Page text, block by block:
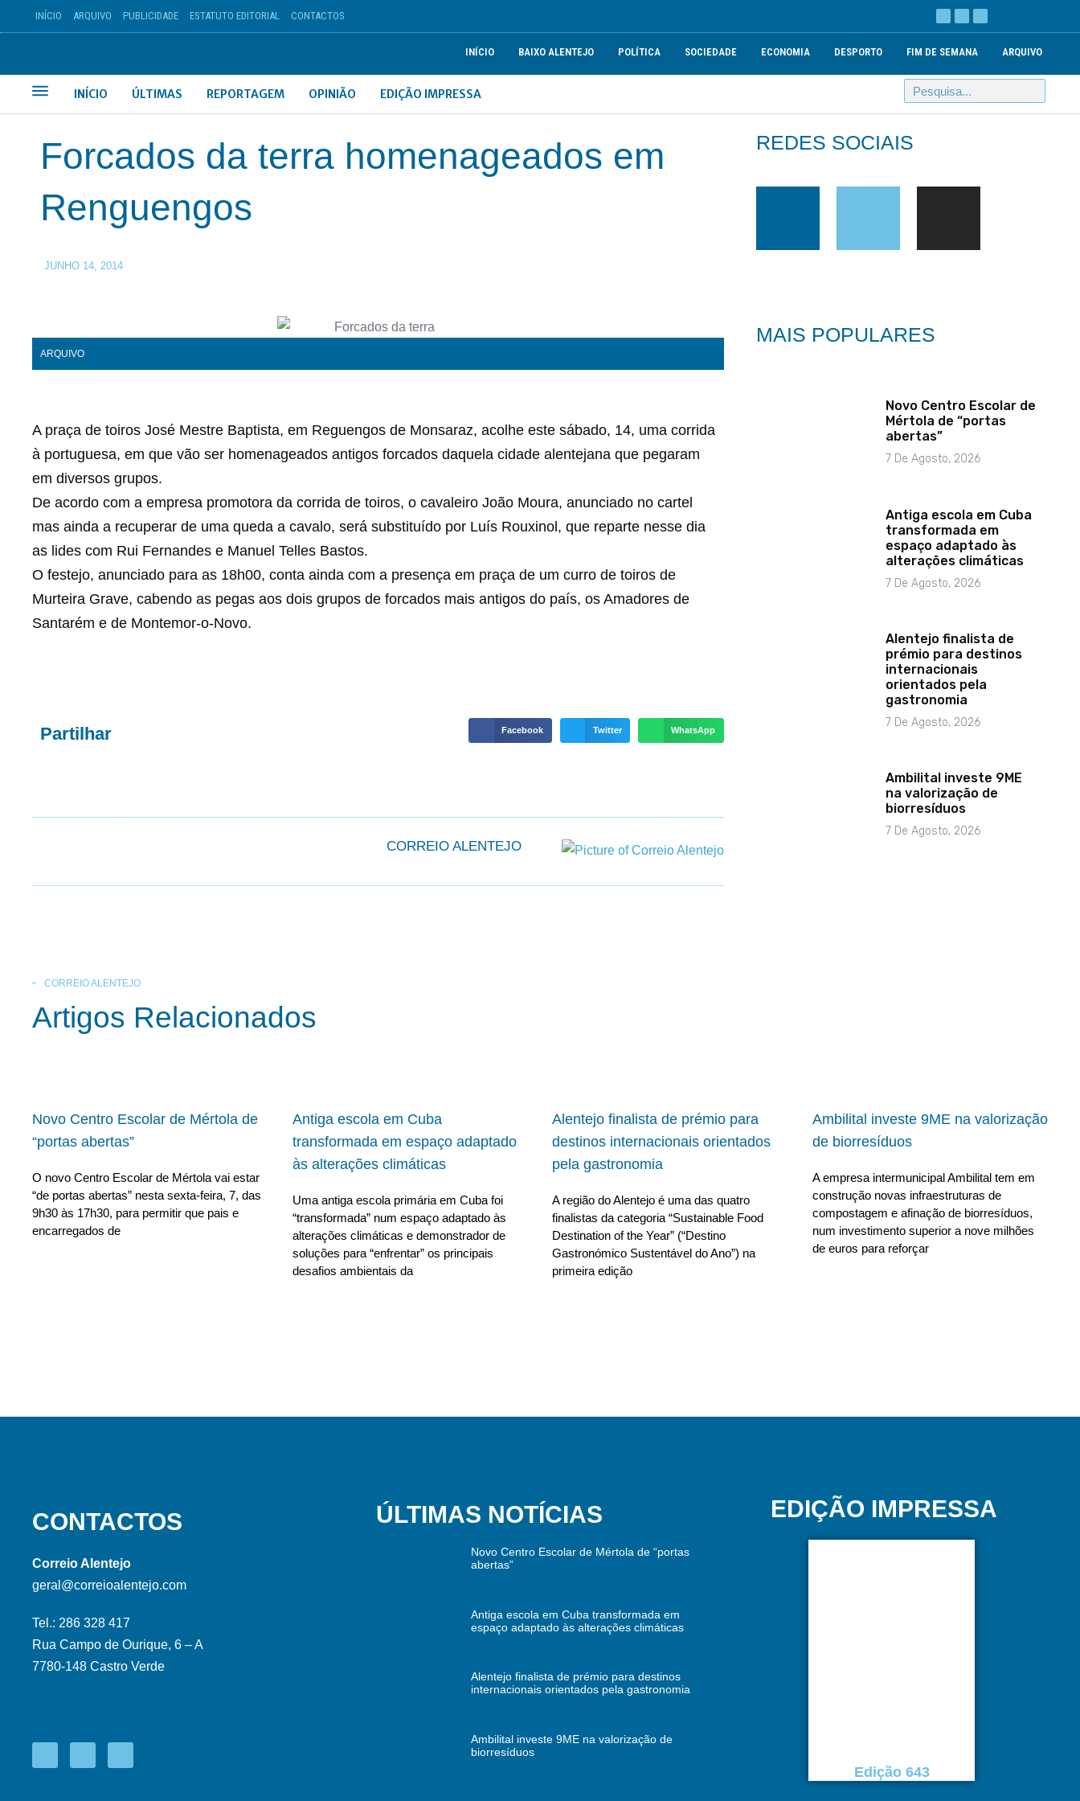
INÍCIO ARQUIVO PUBLICIDADE ESTATUTO EDITORIAL CONTACTOS
INÍCIO BAIXO ALENTEJO POLÍTICA SOCIEDADE ECONOMIA DESPORTO FIM DE SEMANA ARQUIVO
INÍCIO ÚLTIMAS REPORTAGEM OPINIÃO EDIÇÃO IMPRESSA
Forcados da terra homenageados em
Renguengos
JUNHO 14, 2014
ARQUIVO
A praça de toiros José Mestre Baptista, em Reguengos de Monsaraz, acolhe este sábado, 14, uma corrida
à portuguesa, em que vão ser homenageados antigos forcados daquela cidade alentejana que pegaram
em diversos grupos.
De acordo com a empresa promotora da corrida de toiros, o cavaleiro João Moura, anunciado no cartel
mas ainda a recuperar de uma queda a cavalo, será substituído por Luís Rouxinol, que reparte nesse dia
as lides com Rui Fernandes e Manuel Telles Bastos.
O festejo, anunciado para as 18h00, conta ainda com a presença em praça de um curro de toiros de
Murteira Grave, cabendo as pegas aos dois grupos de forcados mais antigos do país, os Amadores de
Santarém e de Montemor-o-Novo.
Partilhar Facebook Twitter WhatsApp
CORREIO ALENTEJO
REDES SOCIAIS
MAIS POPULARES
Novo Centro Escolar de
Mértola de “portas
abertas”
7 De Agosto, 2026
Antiga escola em Cuba
transformada em
espaço adaptado às
alterações climáticas
7 De Agosto, 2026
Alentejo finalista de
prémio para destinos
internacionais
orientados pela
gastronomia
7 De Agosto, 2026
Ambilital investe 9ME
na valorização de
biorresíduos
7 De Agosto, 2026
CORREIO ALENTEJO
Artigos Relacionados
Novo Centro Escolar de Mértola de
“portas abertas”
O novo Centro Escolar de Mértola vai estar
“de portas abertas” nesta sexta-feira, 7, das
9h30 às 17h30, para permitir que pais e
encarregados de
Antiga escola em Cuba
transformada em espaço adaptado
às alterações climáticas
Uma antiga escola primária em Cuba foi
“transformada” num espaço adaptado às
alterações climáticas e demonstrador de
soluções para “enfrentar” os principais
desafios ambientais da
Alentejo finalista de prémio para
destinos internacionais orientados
pela gastronomia
A região do Alentejo é uma das quatro
finalistas da categoria “Sustainable Food
Destination of the Year” (“Destino
Gastronómico Sustentável do Ano”) na
primeira edição
Ambilital investe 9ME na valorização
de biorresíduos
A empresa intermunicipal Ambilital tem em
construção novas infraestruturas de
compostagem e afinação de biorresíduos,
num investimento superior a nove milhões
de euros para reforçar
CONTACTOS
Correio Alentejo
geral@correioalentejo.com
Tel.: 286 328 417
Rua Campo de Ourique, 6 – A
7780-148 Castro Verde
ÚLTIMAS NOTÍCIAS
Novo Centro Escolar de Mértola de “portas
abertas”
Antiga escola em Cuba transformada em
espaço adaptado às alterações climáticas
Alentejo finalista de prémio para destinos
internacionais orientados pela gastronomia
Ambilital investe 9ME na valorização de
biorresíduos
EDIÇÃO IMPRESSA
Edição 643